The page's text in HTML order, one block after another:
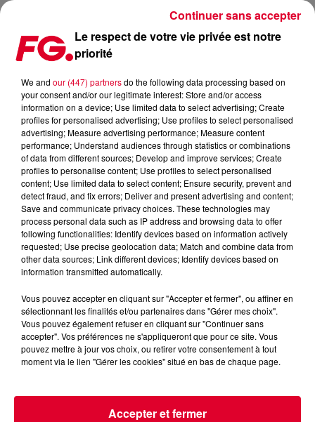
MAINSTAGE : LUCAS & STEVE
Le respect de votre vie privée est notre
priorité
We and our (447) partnersdo the following data processing based on
your consent and/or our legitimate interest: Store and/or access
information on a device; Use limited data to select advertising; Create
profiles for personalised advertising; Use profiles to select personalised
advertising; Measure advertising performance; Measure content
performance; Understand audiences through statistics or combinations
of data from different sources; Develop and improve services; Create
profiles to personalise content; Use profiles to select personalised
content; Use limited data to select content; Ensure security, prevent and
detect fraud, and fix errors; Deliver and present advertising and content;
Save and communicate privacy choices. These technologies may
process personal data such as IP address and browsing data to offer
following functionalities: Identify devices based on information actively
requested; Use precise geolocation data; Match and combine data from
other data sources; Link different devices; Identify devices based on
information transmitted automatically.
Vous pouvez accepter en cliquant sur "Accepter et fermer", ou affiner en
sélectionnant les finalités et/ou partenaires dans "Gérer mes choix".
Vous pouvez également refuser en cliquant sur "Continuer sans
accepter". Vos préférences ne s'appliqueront que pour ce site. Vous
pouvez mettre à jour vos choix, ou retirer votre consentement à tout
moment via le lien "Gérer les cookies" situé en bas de chaque page.
Accepter et fermer
Continuer sans accepter